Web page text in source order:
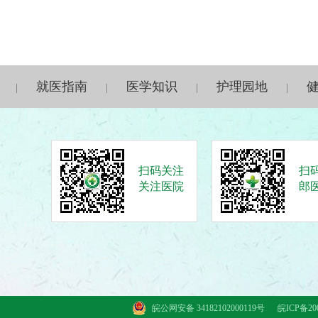
就医指南 医学知识 护理园地
扫码关注
关注医院
扫
郎
皖公网安备 34182102000119号 皖ICP备